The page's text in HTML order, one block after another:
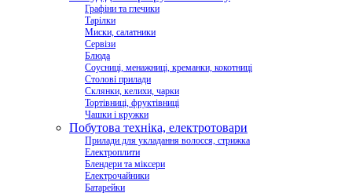
Графіни та глечики
Тарілки
Миски, салатники
Сервізи
Блюда
Соусниці, менажниці, креманки, кокотниці
Столові прилади
Склянки, келихи, чарки
Тортівниці, фруктівниці
Чашки і кружки
Побутова техніка, електротовари
Прилади для укладання волосся, стрижка
Електроплити
Блендери та міксери
Електрочайники
Батарейки